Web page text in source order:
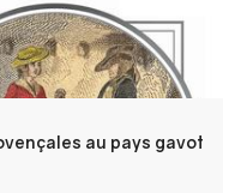
au pays gavot